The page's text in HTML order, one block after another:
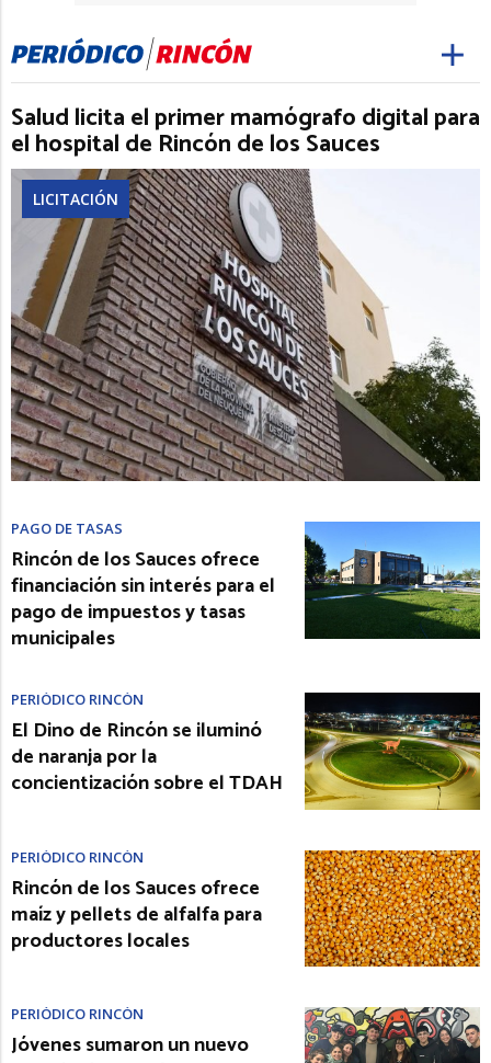
Salud licita el primer mamógrafo digital para
el hospital de Rincón de los Sauces
LICITACIÓN
PAGO DE TASAS
Rincón de los Sauces ofrece
financiación sin interés para el
pago de impuestos y tasas
municipales
PERIÓDICO RINCÓN
El Dino de Rincón se iluminó
de naranja por la
concientización sobre el TDAH
PERIÓDICO RINCÓN
Rincón de los Sauces ofrece
maíz y pellets de alfalfa para
productores locales
PERIÓDICO RINCÓN
Jóvenes sumaron un nuevo